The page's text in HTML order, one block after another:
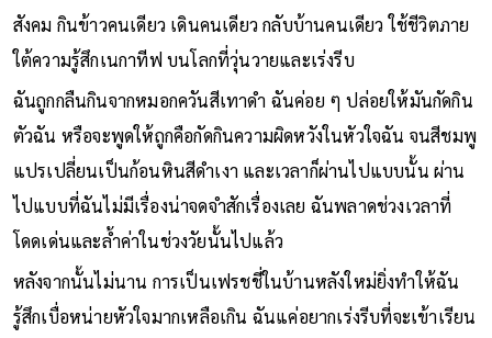
สังคม กินข้าวคนเดียว เดินคนเดียว กลับบ้านคนเดียว ใช้ชีวิตภาย
ใต้ความรู้สึกเนกาทีฟ บนโลกที่วุ่นวายและเร่งรีบ
ฉันถูกกลืนกินจากหมอกควันสีเทาดำ ฉันค่อย ๆ ปล่อยให้มันกัดกิน
ตัวฉัน หรือจะพูดให้ถูกคือกัดกินความผิดหวังในหัวใจฉัน จนสีชมพู
แปรเปลี่ยนเป็นก้อนหินสีดำเงา และเวลาก็ผ่านไปแบบนั้น ผ่าน
ไปแบบที่ฉันไม่มีเรื่องน่าจดจำสักเรื่องเลย ฉันพลาดช่วงเวลาที่
โดดเด่นและล้ำค่าในช่วงวัยนั้นไปแล้ว
หลังจากนั้นไม่นาน การเป็นเฟรชชี่ในบ้านหลังใหม่ยิ่งทำให้ฉัน
รู้สึกเบื่อหน่ายหัวใจมากเหลือเกิน ฉันแค่อยากเร่งรีบที่จะเข้าเรียน